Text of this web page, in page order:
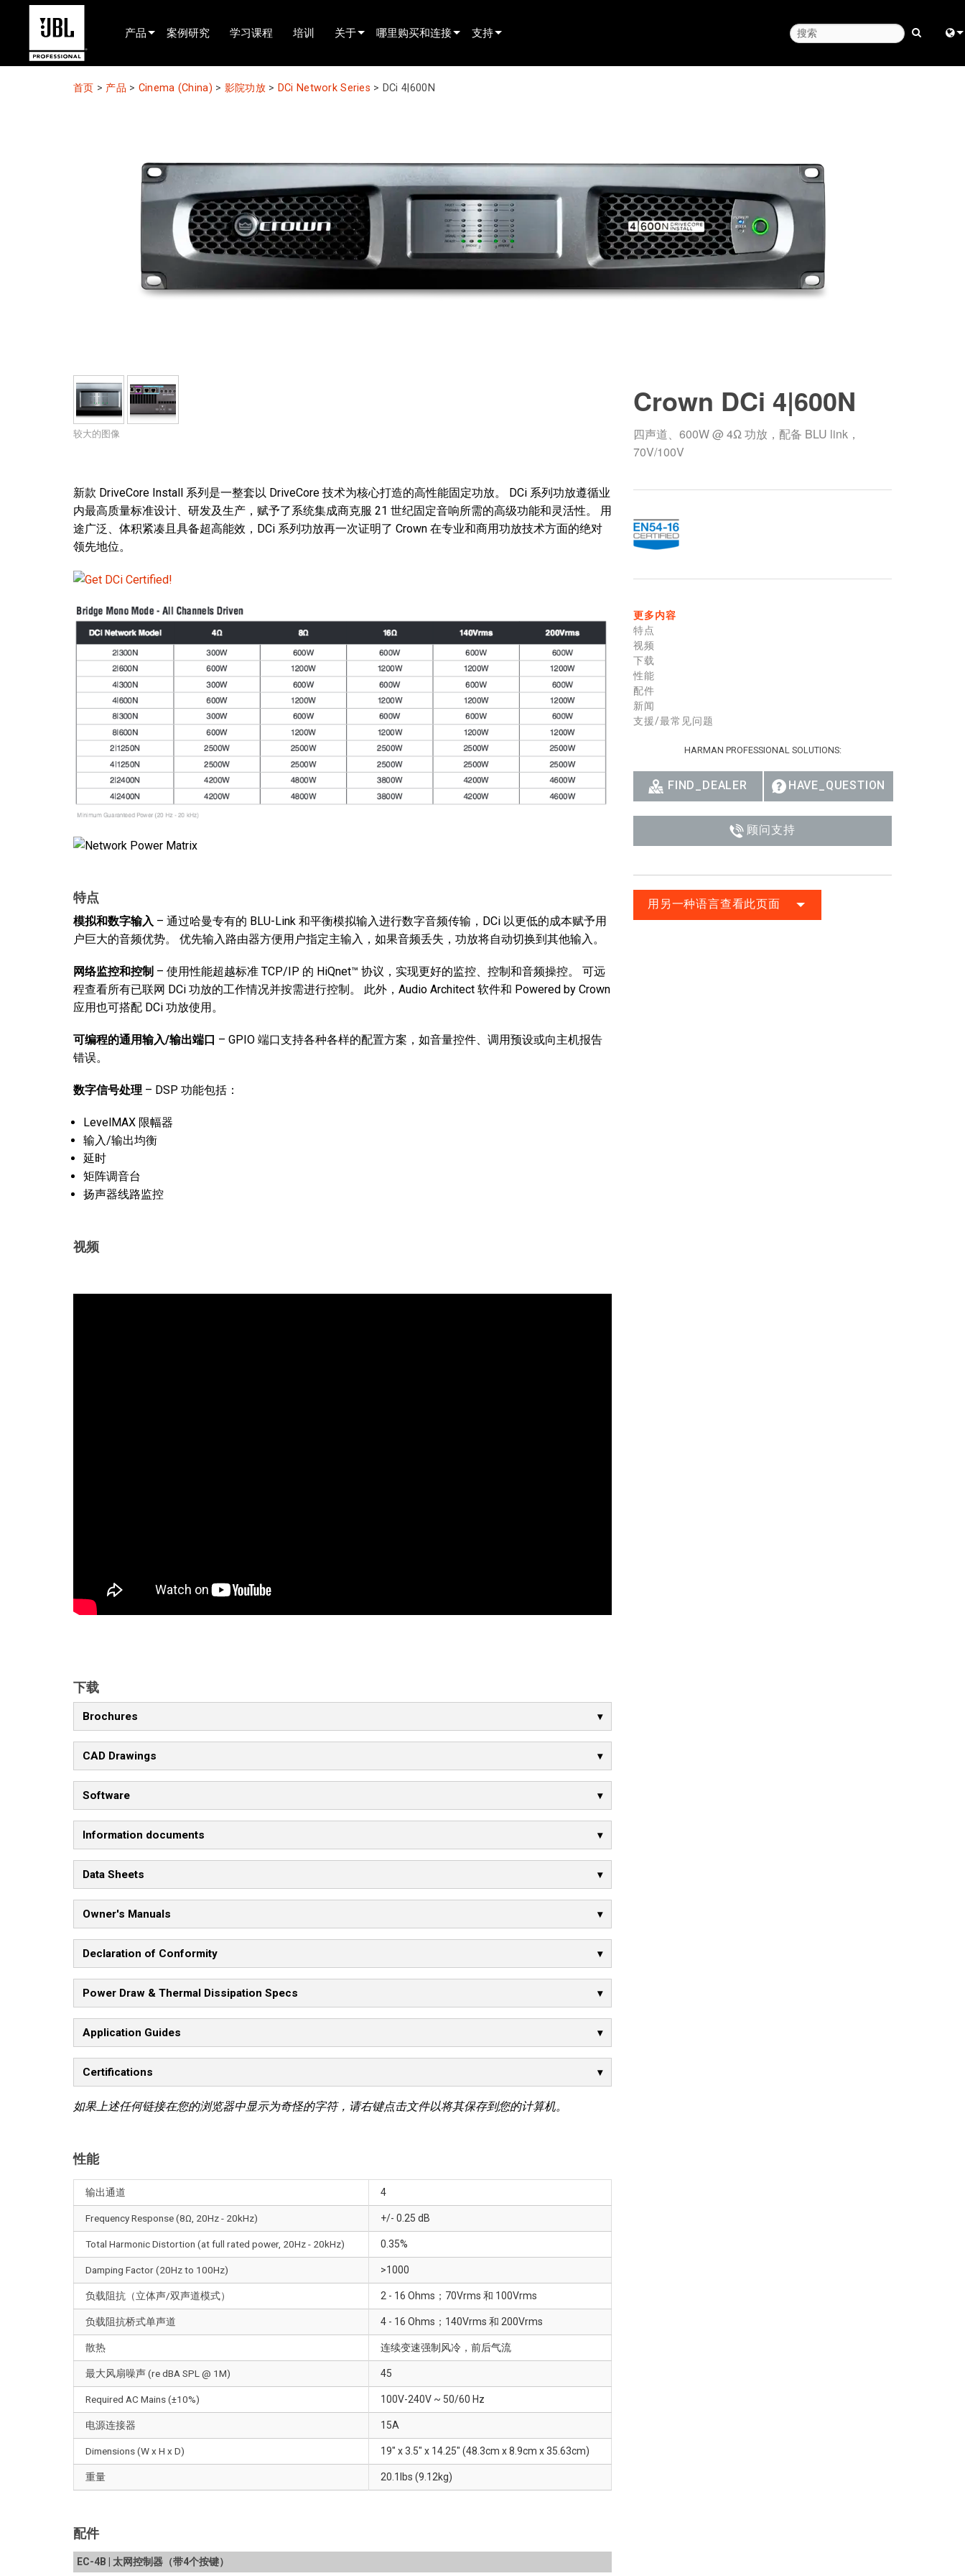
产品
已安装
现场便携式音响
巡演音响
录音与广播
案例研究 学习课程 培训 关于 哪里购买和连接
联系销售
支持
软件下载
固件下载
资料下载
保修
首页 > 产品 > Cinema (China) > 影院功放> DCi Network Series > DCi 4|600N
较大的图像
新款 DriveCore Install 系列是一整套以 DriveCore 技术为核心打造的高性能固定功放。 DCi 系列功放遵循业
内最高质量标准设计、研发及生产，赋予了系统集成商克服 21 世纪固定音响所需的高级功能和灵活性。 用
途广泛、体积紧凑且具备超高能效，DCi 系列功放再一次证明了 Crown 在专业和商用功放技术方面的绝对
领先地位。
特点
模拟和数字输入 – 通过哈曼专有的 BLU-Link 和平衡模拟输入进行数字音频传输，DCi 以更低的成本赋予用
户巨大的音频优势。 优先输入路由器方便用户指定主输入，如果音频丢失，功放将自动切换到其他输入。
网络监控和控制 – 使用性能超越标准 TCP/IP 的 HiQnet™ 协议，实现更好的监控、控制和音频操控。 可远
程查看所有已联网 DCi 功放的工作情况并按需进行控制。 此外，Audio Architect 软件和 Powered by Crown
应用也可搭配 DCi 功放使用。
可编程的通用输入/输出端口 – GPIO 端口支持各种各样的配置方案，如音量控件、调用预设或向主机报告
错误。
数字信号处理 – DSP 功能包括：
LevelMAX 限幅器
输入/输出均衡
延时
矩阵调音台
扬声器线路监控
视频
下载
Brochures
CAD Drawings
Software
Information documents
Data Sheets
Owner's Manuals
Declaration of Conformity
Power Draw & Thermal Dissipation Specs
Application Guides
Certifications
如果上述任何链接在您的浏览器中显示为奇怪的字符，请右键点击文件以将其保存到您的计算机。
性能
输出通道 4
Frequency Response (8Ω, 20Hz - 20kHz) +/- 0.25 dB
Total Harmonic Distortion (at full rated power, 20Hz - 20kHz) 0.35%
Damping Factor (20Hz to 100Hz) >1000
负载阻抗（立体声/双声道模式） 2 - 16 Ohms；70Vrms 和 100Vrms
负载阻抗桥式单声道 4 - 16 Ohms；140Vrms 和 200Vrms
散热 连续变速强制风冷，前后气流
最大风扇噪声 (re dBA SPL @ 1M) 45
Required AC Mains (±10%) 100V-240V ~ 50/60 Hz
电源连接器 15A
Dimensions (W x H x D) 19" x 3.5" x 14.25" (48.3cm x 8.9cm x 35.63cm)
重量 20.1lbs (9.12kg)
配件
EC-4B | 太网控制器（带4个按键）
Crown DCi 4|600N
四声道、600W @ 4Ω 功放，配备 BLU link，
70V/100V
更多内容
特点
视频
下载
性能
配件
新闻
支援/最常见问题
HARMAN PROFESSIONAL SOLUTIONS:
FIND_DEALER HAVE_QUESTION
顾问支持
用另一种语言查看此页面